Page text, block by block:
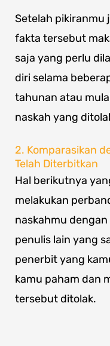
Setelah pikiranmu
fakta tersebut
saja yang perlu
diri selama
tahunan atau
naskah yang
2. Komparasikan
Telah Diterbitkan
Hal berikutnya
melakukan
naskahmu
penulis lain yang
penerbit yang
kamu paham dan
tersebut ditolak.